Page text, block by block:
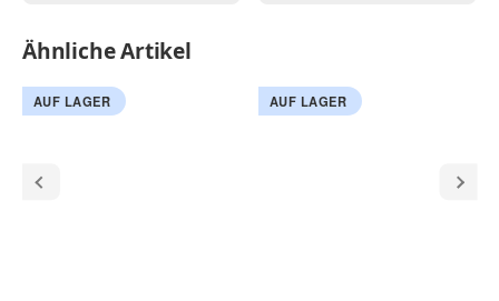
Ähnliche Artikel
AUF LAGER AUF LAGER